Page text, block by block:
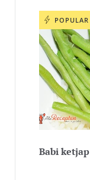
POPULAR
Babi ketjap